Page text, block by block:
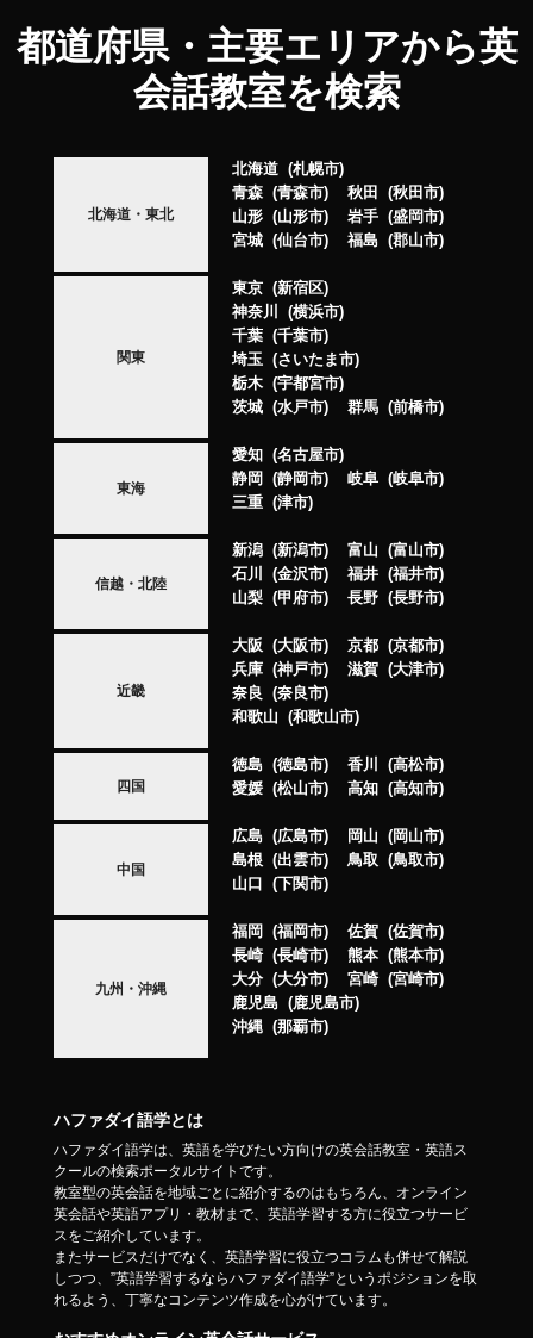
都道府県・主要エリアから英
会話教室を検索
北海道・東北
北海道
札幌市
青森
青森市 秋田
秋田市
山形
山形市 岩手
盛岡市
宮城
仙台市 福島 郡山市
関東
東京
新宿区
神奈川
横浜市
千葉
千葉市
埼玉
さいたま市
栃木
宇都宮市
茨城
水戸市 群馬 前橋市
東海
愛知
名古屋市
静岡
静岡市 岐阜
岐阜市
三重
津市
信越・北陸
新潟 新潟市 富山
富山市
石川
金沢市 福井
福井市
山梨
甲府市 長野 長野市
近畿
大阪 大阪市 京都
京都市
兵庫
神戸市 滋賀
大津市
奈良
奈良市
和歌山
和歌山市
四国
徳島 徳島市 香川
高松市
愛媛
松山市 高知 高知市
中国
広島 広島市 岡山
岡山市
島根
出雲市 鳥取
鳥取市
山口
下関市
九州・沖縄
福岡 福岡市 佐賀
佐賀市
長崎
長崎市 熊本
熊本市
大分
大分市 宮崎
宮崎市
鹿児島
鹿児島市
沖縄
那覇市
ハファダイ語学とは
ハファダイ語学は、英語を学びたい方向けの英会話教室・英語ス
クールの検索ポータルサイトです。
教室型の英会話を地域ごとに紹介するのはもちろん、オンライン
英会話や英語アプリ・教材まで、英語学習する方に役立つサービ
スをご紹介しています。
またサービスだけでなく、英語学習に役立つコラムも併せて解説
しつつ、”英語学習するならハファダイ語学”というポジションを取
れるよう、丁寧なコンテンツ作成を心がけています。